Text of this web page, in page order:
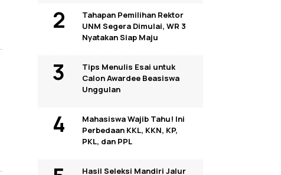
Tahapan Pemilihan Rektor
UNM Segera Dimulai, WR 3
Nyatakan Siap Maju
Tips Menulis Esai untuk
Calon Awardee Beasiswa
Unggulan
Mahasiswa Wajib Tahu! Ini
Perbedaan KKL, KKN, KP,
PKL, dan PPL
Hasil Seleksi Mandiri Jalur